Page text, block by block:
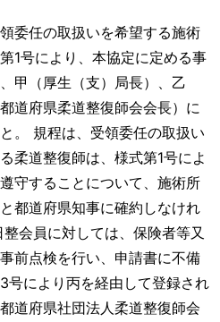
委任の取扱いを希望する施術
1号により、本協定に定める事
甲（厚生（支）局長）、乙
道府県柔道整復師会会長）に
。 規程は、受領委任の取扱い
柔道整復師は、様式第1号によ
守することについて、施術所
都道府県知事に確約しなけれ
会員に対しては、保険者等又
前点検を行い、申請書に不備
号により丙を経由して登録され
道府県社団法人柔道整復師会